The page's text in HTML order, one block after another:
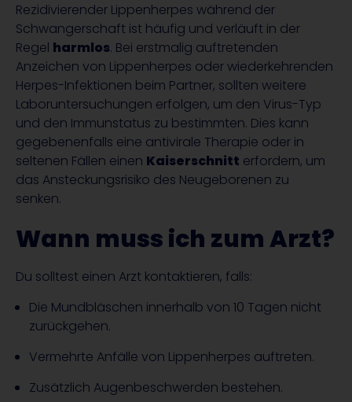
Rezidivierender Lippenherpes während der
Schwangerschaft ist häufig und verläuft in der
Regel harmlos. Bei erstmalig auftretenden
Anzeichen von Lippenherpes oder wiederkehrenden
Herpes-Infektionen beim Partner, sollten weitere
Laboruntersuchungen erfolgen, um den Virus-Typ
und den Immunstatus zu bestimmten. Dies kann
gegebenenfalls eine antivirale Therapie oder in
seltenen Fällen einen Kaiserschnitt erfordern, um
das Ansteckungsrisiko des Neugeborenen zu
senken.
Wann muss ich zum Arzt?
Du solltest einen Arzt kontaktieren, falls:
Die Mundbläschen innerhalb von 10 Tagen nicht
zurückgehen.
Vermehrte Anfälle von Lippenherpes auftreten.
Zusätzlich Augenbeschwerden bestehen.